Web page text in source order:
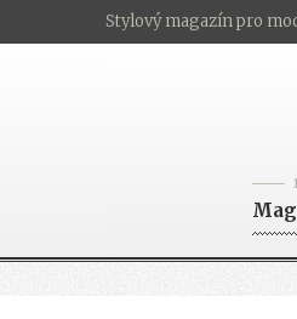
Stylový magazín pro
1